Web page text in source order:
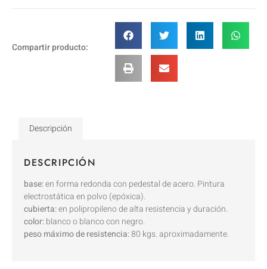
Compartir producto:
Descripción
DESCRIPCIÓN
base:en forma redonda con pedestal de acero. Pintura
electrostática en polvo (epóxica).
cubierta:en polipropileno de alta resistencia y duración.
color:blanco o blanco con negro.
peso máximo de resistencia:80 kgs. aproximadamente.